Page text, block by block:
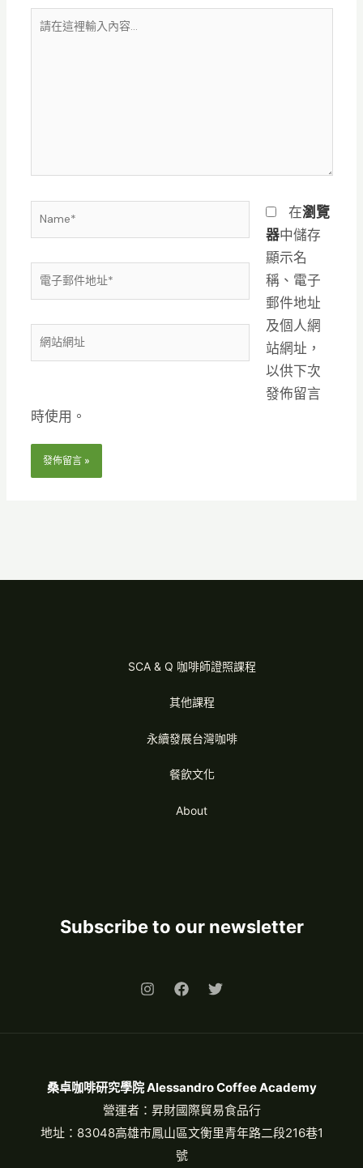
在
Name*
電
子
件
地
*
網
站
在瀏覽
器中儲存
顯示名
稱、電子
郵件地址
及個人網
站網址，
以供下次
發佈留言
時使用。
SCA & Q 咖啡師證照課程
其他課程
永續發展台灣咖啡
餐飲文化
About
Subscribe to our newsletter
桑卓咖啡研究學院 Alessandro Coffee Academy
營運者：昇財國際貿易食品行
地址：83048高雄市鳳山區文衡里青年路二段216巷1
號